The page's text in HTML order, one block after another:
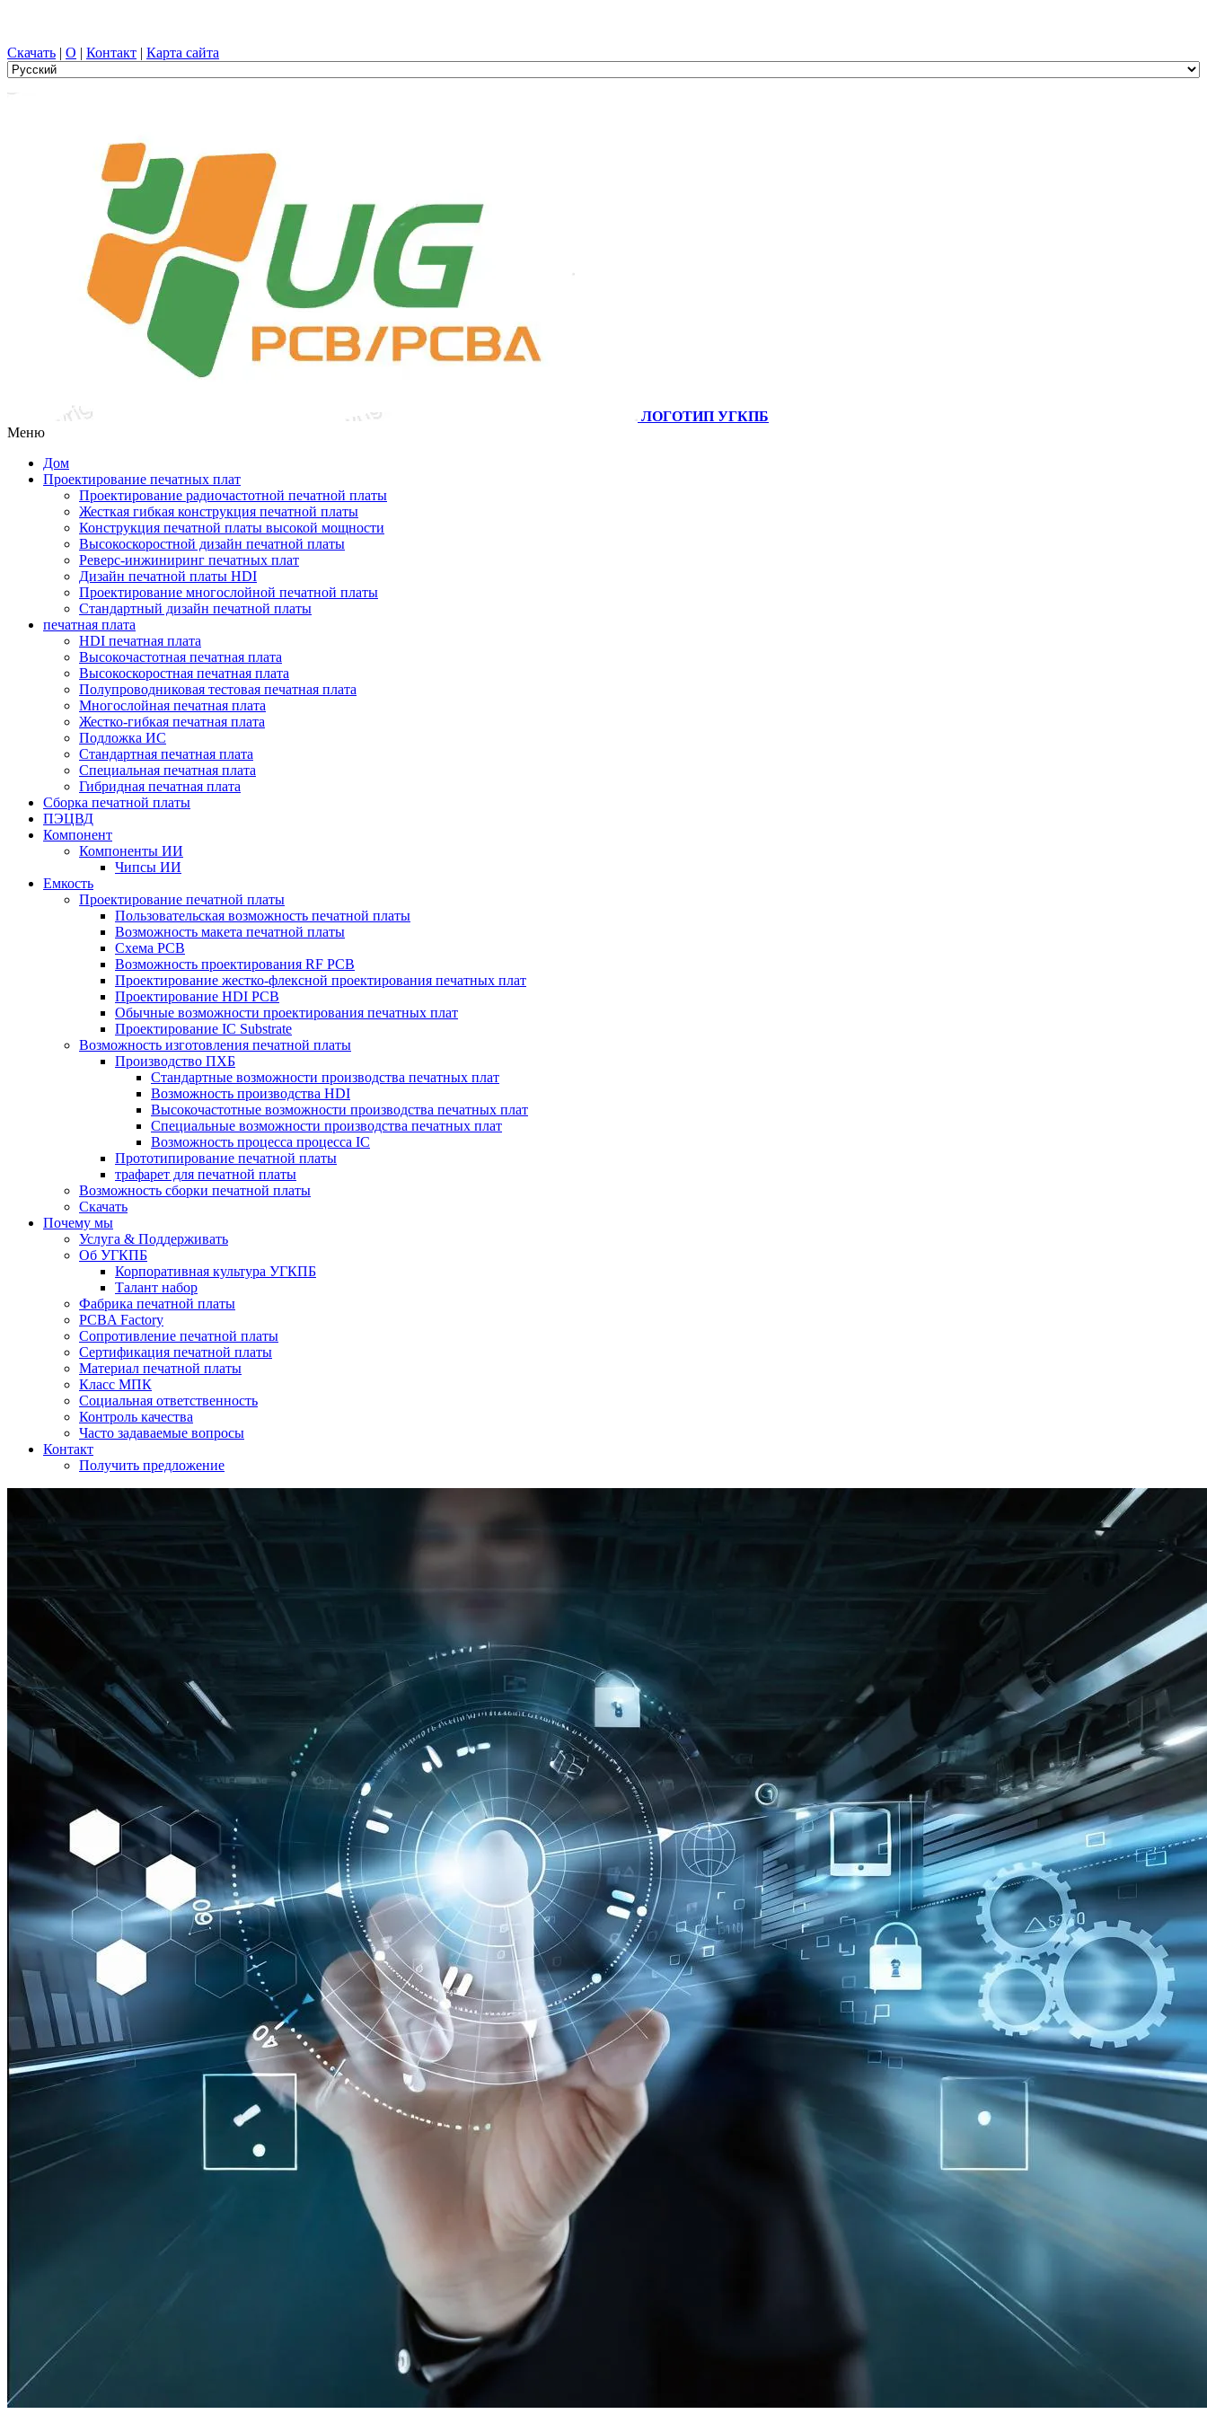
Скачать | О | Контакт | Карта сайта
ЛОГОТИП УГКПБ
Меню
Дом
Проектирование печатных плат
Проектирование радиочастотной печатной платы
Жесткая гибкая конструкция печатной платы
Конструкция печатной платы высокой мощности
Высокоскоростной дизайн печатной платы
Реверс-инжиниринг печатных плат
Дизайн печатной платы HDI
Проектирование многослойной печатной платы
Стандартный дизайн печатной платы
печатная плата
HDI печатная плата
Высокочастотная печатная плата
Высокоскоростная печатная плата
Полупроводниковая тестовая печатная плата
Многослойная печатная плата
Жестко-гибкая печатная плата
Подложка ИС
Стандартная печатная плата
Специальная печатная плата
Гибридная печатная плата
Сборка печатной платы
ПЭЦВД
Компонент
Компоненты ИИ
Чипсы ИИ
Емкость
Проектирование печатной платы
Пользовательская возможность печатной платы
Возможность макета печатной платы
Схема PCB
Возможность проектирования RF PCB
Проектирование жестко-флексной проектирования печатных плат
Проектирование HDI PCB
Обычные возможности проектирования печатных плат
Проектирование IC Substrate
Возможность изготовления печатной платы
Производство ПХБ
Стандартные возможности производства печатных плат
Возможность производства HDI
Высокочастотные возможности производства печатных плат
Специальные возможности производства печатных плат
Возможность процесса процесса IC
Прототипирование печатной платы
трафарет для печатной платы
Возможность сборки печатной платы
Скачать
Почему мы
Услуга & Поддерживать
Об УГКПБ
Корпоративная культура УГКПБ
Талант набор
Фабрика печатной платы
PCBA Factory
Сопротивление печатной платы
Сертификация печатной платы
Материал печатной платы
Класс МПК
Социальная ответственность
Контроль качества
Часто задаваемые вопросы
Контакт
Получить предложение